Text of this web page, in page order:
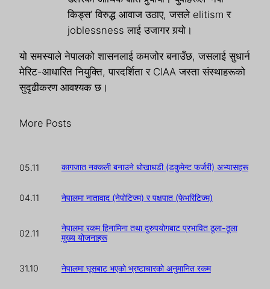
किड्स’ विरुद्ध आवाज उठाए, जसले elitism र
joblessness लाई उजागर गर्‍यो।
यो समस्याले नेपालको शासनलाई कमजोर बनाउँछ, जसलाई सुधार्न
मेरिट-आधारित नियुक्ति, पारदर्शिता र CIAA जस्ता संस्थाहरूको
सुदृढीकरण आवश्यक छ।
More Posts
05.11 कागजात नक्कली बनाउने धोखाधडी (डकुमेन्ट फर्जरी) अभ्यासहरू
04.11 नेपालमा नातावाद (नेपोटिज्म) र पक्षपात (फेभरिटिज्म)
02.11
नेपालमा रकम हिनामिना तथा दुरुपयोगबाट प्रभावित ठूला-ठूला
मुख्य योजनाहरू
31.10 नेपालमा घूसबाट भएको भ्रष्टाचारको अनुमानित रकम